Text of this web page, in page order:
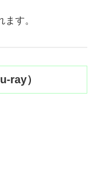
す。
ray）